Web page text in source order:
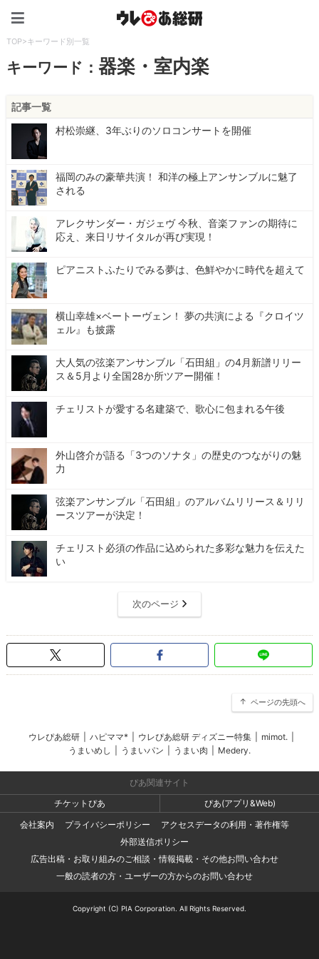
TOP>キーワード別一覧
キーワード：器楽・室内楽
記事一覧
村松崇継、3年ぶりのソロコンサートを開催
福岡のみの豪華共演！ 和洋の極上アンサンブルに魅了
される
アレクサンダー・ガジェヴ 今秋、音楽ファンの期待に
応え、来日リサイタルが再び実現！
ピアニストふたりでみる夢は、色鮮やかに時代を超えて
横山幸雄×ベートーヴェン！ 夢の共演による『クロイツ
ェル』も披露
大人気の弦楽アンサンブル「石田組」の4月新譜リリー
ス＆5月より全国28か所ツアー開催！
チェリストが愛する名建築で、歌心に包まれる午後
外山啓介が語る「3つのソナタ」の歴史のつながりの魅
力
弦楽アンサンブル「石田組」のアルバムリリース＆リリ
ースツアーが決定！
チェリスト必須の作品に込められた多彩な魅力を伝えた
い
次のページ
ページの先頭へ
ウレぴあ総研 ハピママ* ウレぴあ総研 ディズニー特集 mimot.
うまいめし
うまいパン うまい肉 Medery.
ぴあ関連サイト
チケットぴあ
ぴあ(アプリ&Web)
会社案内
プライバシーポリシー
アクセスデータの利用・著作権等
外部送信ポリシー
広告出稿・お取り組みのご相談・情報掲載・その他お問い合わせ
一般の読者の方・ユーザーの方からのお問い合わせ
Copyright (C) PIA Corporation. All Rights Reserved.